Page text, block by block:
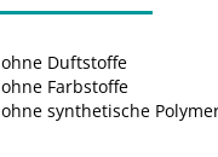
ohne Duftstoffe
ohne Farbstoffe
ohne synthetische